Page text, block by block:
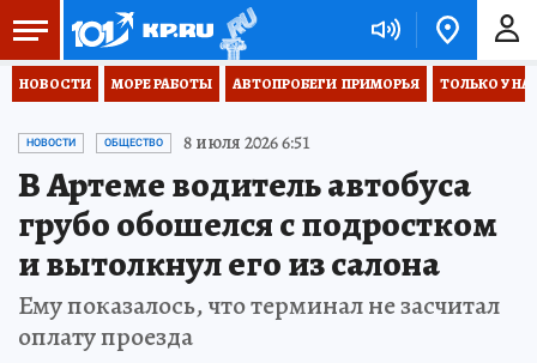
НОВОСТИ МОРЕ РАБОТЫ АВТОПРОБЕГИ  ПРИМОРЬЯ ТОЛЬКО У
НОВОСТИ ОБЩЕСТВО 8 июля 2026 6:51
В Артеме водитель автобуса
грубо обошелся с подростком
и вытолкнул его из салона
Ему показалось, что терминал не засчитал
оплату проезда